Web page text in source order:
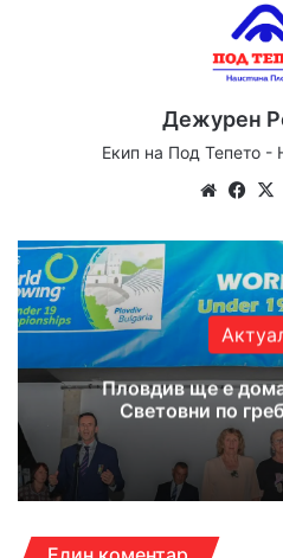
Дежурен
Екип на Под Тепето -
Пловдив ще е
Световни по